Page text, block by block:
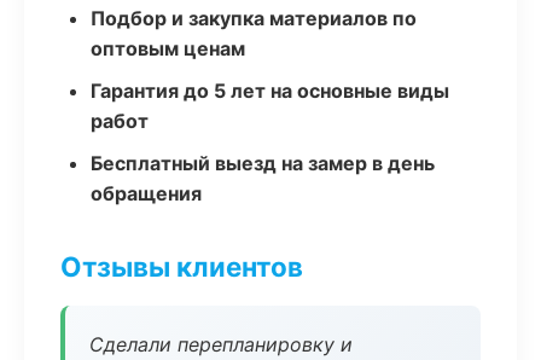
Подбор и закупка материалов по
оптовым ценам
Гарантия до 5 лет на основные виды
работ
Бесплатный выезд на замер в день
обращения
Отзывы клиентов
Сделали перепланировку и